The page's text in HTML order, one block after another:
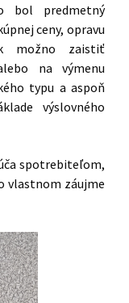
bol predmetný
ceny, opravu
možno zaistiť
na výmenu
typu a aspoň
výslovného
spotrebiteľom,
vlastnom záujme